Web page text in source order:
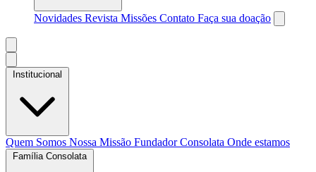
Novidades Revista Missões Contato Faça sua doação
Institucional
Quem Somos Nossa Missão FundadorConsolata Onde estamos
Família Consolata